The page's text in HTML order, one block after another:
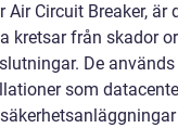
Air Circuit Breaker, är
kretsar från skador
De
som